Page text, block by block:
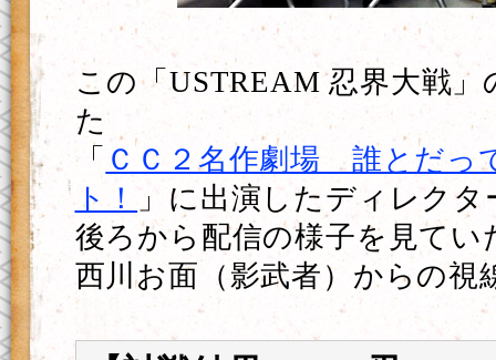
この「USTREAM 忍界大戦」
た
「 ＣＣ２名作劇場 誰とだっ
ト！
」に出演したディレクタ
後ろから配信の様子を見てい
西川お面（影武者）からの視